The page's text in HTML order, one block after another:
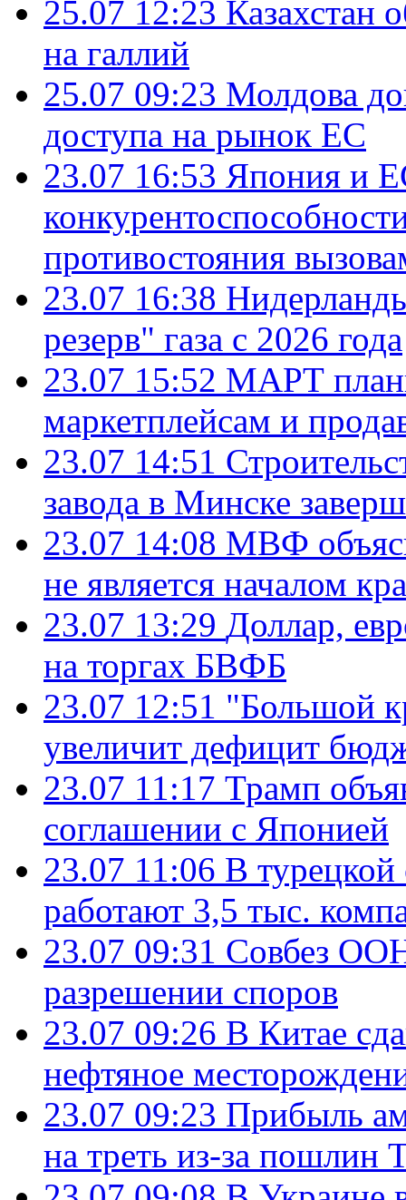
25.07 12:23 Казахстан
на галлий
25.07 09:23 Молдова
доступа на рынок ЕС
23.07 16:53 Япония и
противостояния
23.07 16:38
резерв" газа с 2026 года
23.07 15:52 МАРТ
маркетплейсам и
23.07 14:51
завода в Минске
23.07 14:08 МВФ
не является началом
23.07 13:29 Доллар,
на торгах БВФБ
23.07 12:51 "Большой
увеличит дефицит
23.07 11:17 Трамп
соглашении с Японией
23.07 11:06 В
работают 3,5 тыс.
23.07 09:31 Совбез
разрешении споров
23.07 09:26 В Китае
нефтяное
23.07 09:23 Прибыль
на треть из-за пошлин